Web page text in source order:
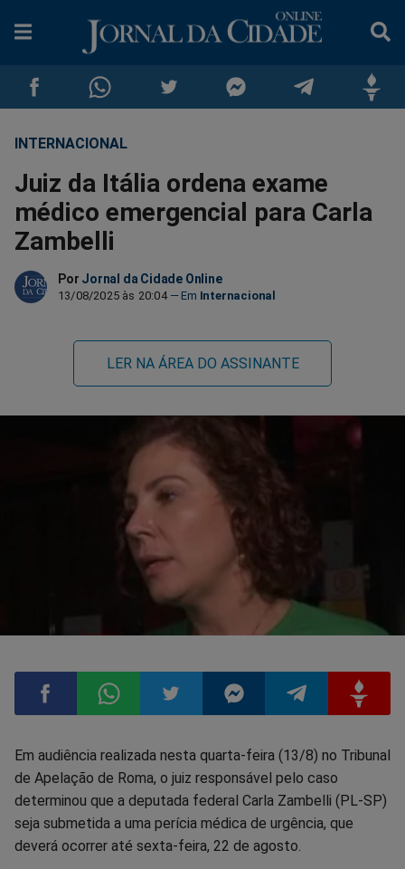
Compartilhar
no
Facebook
Compartilhar
no
Whatsapp
no
no
no
INTERNACIONAL
Juiz da Itália ordena exame
médico emergencial para Carla
Zambelli
Por Jornal da Cidade Online
13/08/2025 às 20:04 Internacional
LER NA ÁREA DO ASSINANTE
Compartilhar
no
Facebook
Compartilhar
no
Whatsapp
Compartilhar
no
Twitter
Compartilhar
no
Messenger
Compartilhar
no
Telegram
no
Em audiência realizada nesta quarta-feira (13/8) no Tribunal
de Apelação de Roma, o juiz responsável pelo caso
determinou que a deputada federal Carla Zambelli (PL-SP)
seja submetida a uma perícia médica de urgência, que
deverá ocorrer até sexta-feira, 22 de agosto.